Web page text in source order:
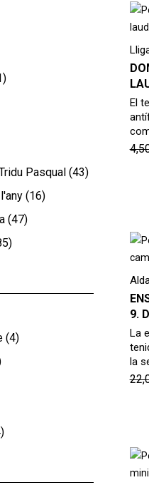
Pasqual (43)
(16)
(47)
(4)
El
9.
La
la